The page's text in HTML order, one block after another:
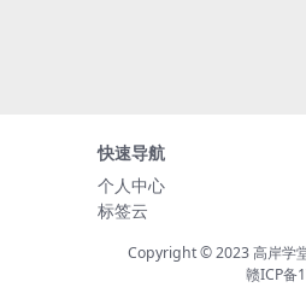
快速导航
个人中心
标签云
Copyright © 2023高岸学
赣ICP备